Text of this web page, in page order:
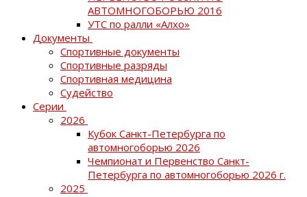
АВТОМНОГОБОРЬЮ 2016
УТС по ралли «Алхо»
Документы
Спортивные документы
Спортивные разряды
Спортивная медицина
Судейство
Серии
2026
Кубок Санкт-Петербурга по
автомногоборью 2026
Чемпионат и Первенство Санкт-
Петербурга по автомногоборью 2026 г.
2025